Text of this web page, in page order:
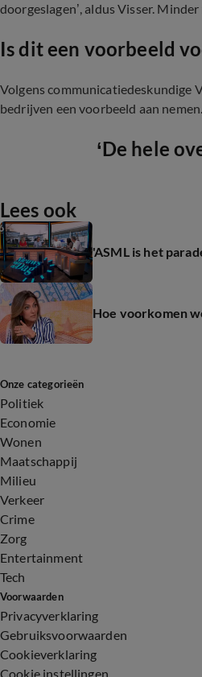
doorgeslagen’, aldus Visser.
Is dit een voorbeeld
Volgens communicatiedeskundige
bedrijven een voorbeeld aan
‘De hele
Lees ook
'ASML is het
Hoe voorkomen
Onze categorieën
Politiek
Economie
Wonen
Maatschappij
Milieu
Verkeer
Crime
Zorg
Entertainment
Tech
Voorwaarden
Privacyverklaring
Gebruiksvoorwaarden
Cookieverklaring
Cookie instellingen